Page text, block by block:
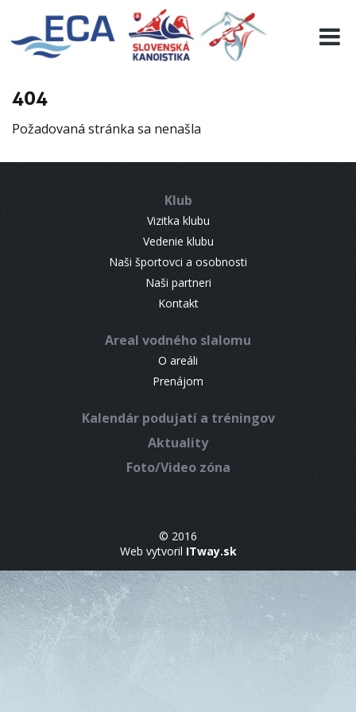
404
Požadovaná stránka sa nenašla
Klub
Vizitka klubu
Vedenie klubu
Naši športovci a osobnosti
Naši partneri
Kontakt
Areal vodného slalomu
O areáli
Prenájom
Kalendár podujatí a tréningov
Aktuality
Foto/Video zóna
© 2016
Web vytvoril ITway.sk
EURO 19
INFO
RESULTS
CONTACT